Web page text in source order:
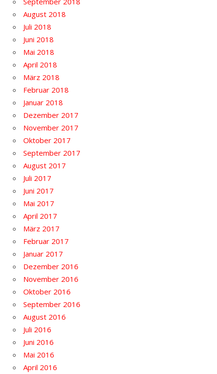
August 2018
Juli 2018
Juni 2018
Mai 2018
April 2018
März 2018
Februar 2018
Januar 2018
Dezember 2017
November 2017
Oktober 2017
September 2017
August 2017
Juli 2017
Juni 2017
Mai 2017
April 2017
März 2017
Februar 2017
Januar 2017
Dezember 2016
November 2016
Oktober 2016
September 2016
August 2016
Juli 2016
Juni 2016
Mai 2016
April 2016